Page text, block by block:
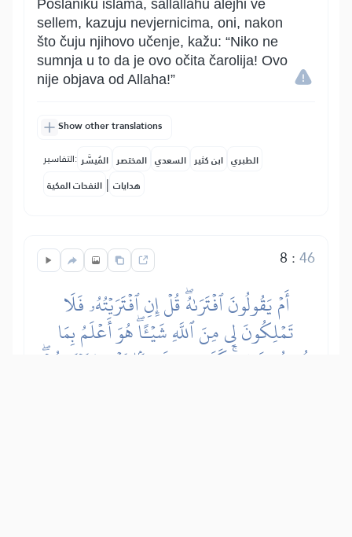
Poslaniku islama, sallallahu alejhi ve
sellem, kazuju nevjernicima, oni, nakon
što čuju njihovo učenje, kažu: “Niko ne
sumnja u to da je ovo očita čarolija! Ovo
nije objava od Allaha!”
Show other translations
التفاسير: المُيسَّر المختصر السعدي ابن كثير الطبري
النفحات المكية | هدايات
8 :46
أَمۡ يَقُولُونَ ٱفۡتَرَىٰهُۖ قُلۡ إِنِ ٱفۡتَرَيۡتُهُۥ فَلَا
تَمۡلِكُونَ لِي مِنَ ٱللَّهِ شَيۡـًٔاۖ هُوَ أَعۡلَمُ بِمَا
تُفِيضُونَ فِيهِۚ كَفَىٰ بِهِۦ شَهِيدَۢا بَيۡنِي وَبَيۡنَكُمۡۖ